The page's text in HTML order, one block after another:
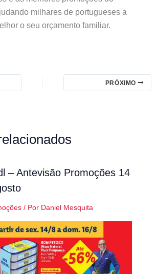
milhares de portugueses a
o seu orçamento familiar.
PRÓXIMO
– Antevisão Promoções 14
/ Por Daniel Mesquita